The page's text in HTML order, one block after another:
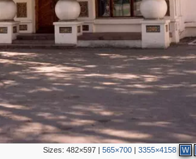
Sizes: 482×597| 565×700| 3355×4158 W